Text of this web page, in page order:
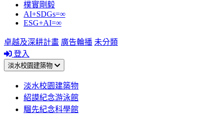
樸實剛毅
AI+SDGs=∞
ESG+AI=∞
卓越及深耕計畫 廣告輪播 未分類
登入
淡水校園建築物
淡水校園建築物
紹謨紀念游泳館
騮先紀念科學館